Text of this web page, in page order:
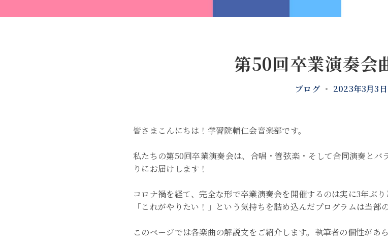
第50回卒業演奏会
ブログ • 2023年3月3日
皆さまこんにちは！学習院輔仁会音楽部です。
私たちの第50回卒業演奏会は、合唱・管弦楽・そして合同演奏とバ
りにお届けします！
コロナ禍を経て、完全な形で卒業演奏会を開催するのは実に3年ぶ
「これがやりたい！」という気持ちを詰め込んだプログラムは当部
このページでは各楽曲の解説文をご紹介します。執筆者の個性があ